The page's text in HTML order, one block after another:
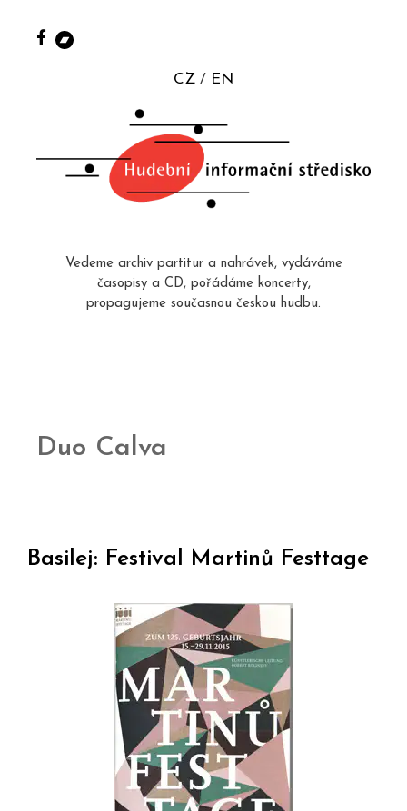
CZ EN
Vedeme archiv partitur a nahrávek, vydáváme
časopisy a CD, pořádáme koncerty,
propagujeme současnou českou hudbu.
Duo Calva
Basilej: Festival Martinů Festtage